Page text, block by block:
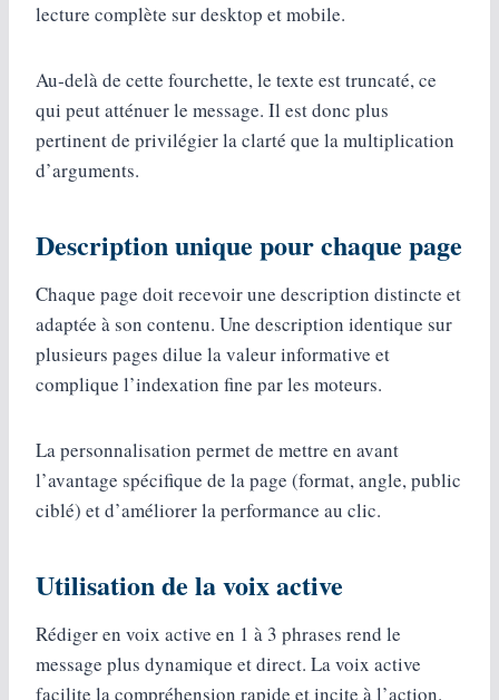
lecture complète sur desktop et mobile.
Au‑delà de cette fourchette, le texte est truncaté, ce
qui peut atténuer le message. Il est donc plus
pertinent de privilégier la clarté que la multiplication
d’arguments.
Description unique pour chaque page
Chaque page doit recevoir une description distincte et
adaptée à son contenu. Une description identique sur
plusieurs pages dilue la valeur informative et
complique l’indexation fine par les moteurs.
La personnalisation permet de mettre en avant
l’avantage spécifique de la page (format, angle, public
ciblé) et d’améliorer la performance au clic.
Utilisation de la voix active
Rédiger en voix active en 1 à 3 phrases rend le
message plus dynamique et direct. La voix active
facilite la compréhension rapide et incite à l’action.